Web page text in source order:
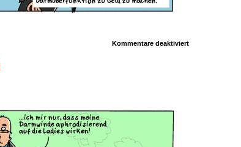
Kommentare deaktiviertfür